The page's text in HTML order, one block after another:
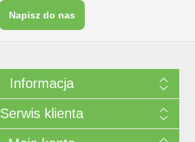
Napisz do nas
Informacja
Serwis klienta